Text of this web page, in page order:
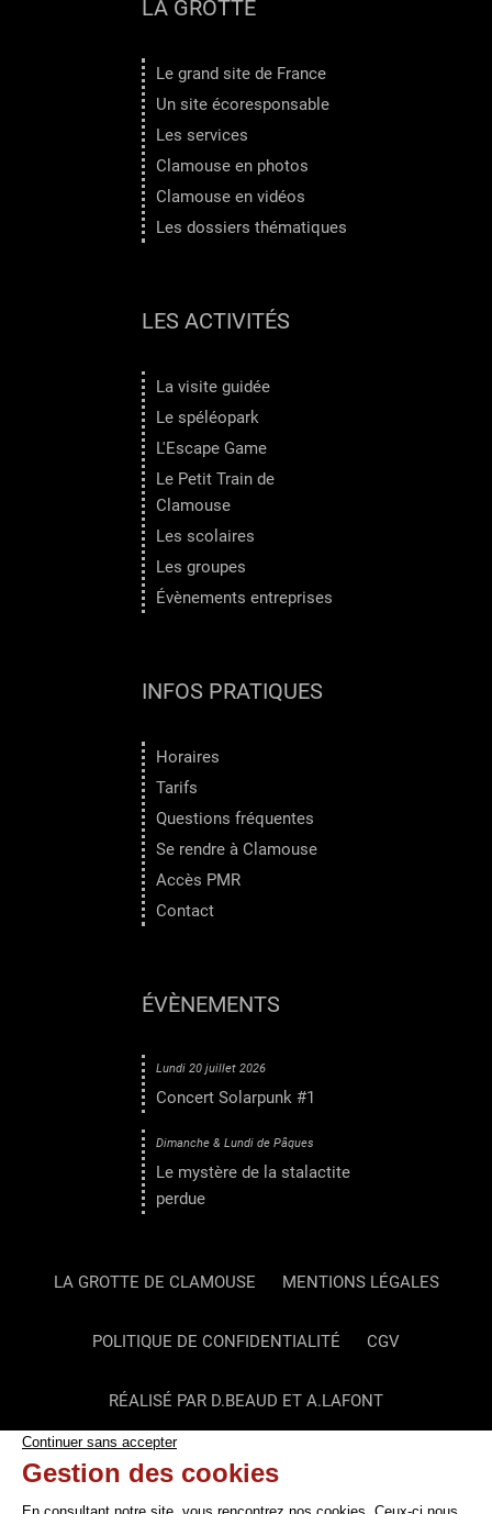
LA GROTTE
Le grand site de France
Un site écoresponsable
Les services
Clamouse en photos
Clamouse en vidéos
Les dossiers thématiques
LES ACTIVITÉS
La visite guidée
Le spéléopark
L'Escape Game
Le Petit Train de
Clamouse
Les scolaires
Les groupes
Évènements entreprises
INFOS PRATIQUES
Horaires
Tarifs
Questions fréquentes
Se rendre à Clamouse
Accès PMR
Contact
ÉVÈNEMENTS
Lundi 20 juillet 2026
Concert Solarpunk #1
Dimanche & Lundi de Pâques
Le mystère de la stalactite
perdue
LA GROTTE DE CLAMOUSE MENTIONS LÉGALES
POLITIQUE DE CONFIDENTIALITÉ CGV
RÉALISÉ PAR D.BEAUD ET A.LAFONT